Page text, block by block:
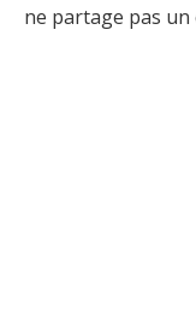
ne partage pas